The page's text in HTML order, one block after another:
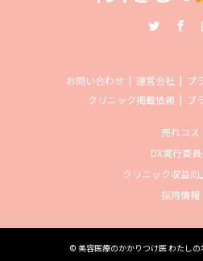
お問い合わせ 運営会社
プ
クリニック掲載依頼
ブ
売れコス
DX実行委
クリニック収益向
採用情報
© 美容医療のかかりつけ医 わたしの